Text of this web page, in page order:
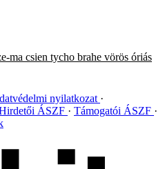
ma csien tycho brahe vörös óriás
nyilatkozat
ÁSZF
Támogatói ÁSZF